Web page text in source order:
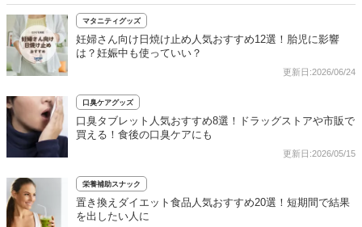
マタニティグッズ
妊婦さん向け日焼け止め人気おすすめ12選！胎児に影響
は？妊娠中も使っていい？
更新日:2026/06/24
口臭ケアグッズ
口臭タブレット人気おすすめ8選！ドラッグストアや市販で
買える！食後の口臭ケアにも
更新日:2026/05/15
栄養補助スナック
置き換えダイエット食品人気おすすめ20選！短期間で結果
を出したい人に